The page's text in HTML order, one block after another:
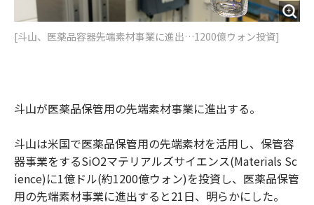
[斗山、医薬品容器先端素材事業に進出…1200億ウォン投資]
斗山が医薬品保管用の先端素材事業に進出する。
斗山は米国で医薬品保管用の先端素材を活用し、保管容
器事業をするSiO2マテリアルズサイエンス(Materials Sc
ience)に1億ドル(約1200億ウォン)を投資し、医薬品保管
用の先端素材事業に進出すると21日、明らかにした。